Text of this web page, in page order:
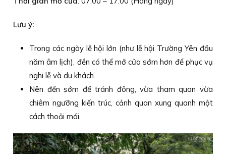
Lưu ý:
Trong các ngày lễ hội lớn (như lễ hội Trường Yên đầu
năm âm lịch), đền có thể mở cửa sớm hơn để phục vụ
nghi lễ và du khách.
Nên đến sớm để tránh đông, vừa tham quan vừa
chiêm ngưỡng kiến trúc, cảnh quan xung quanh một
cách thoải mái.